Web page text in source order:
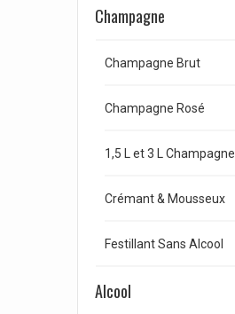
Champagne
Champagne Brut
Champagne Rosé
1,5 L et 3 L Champagne
Crémant & Mousseux
Festillant Sans Alcool
Alcool